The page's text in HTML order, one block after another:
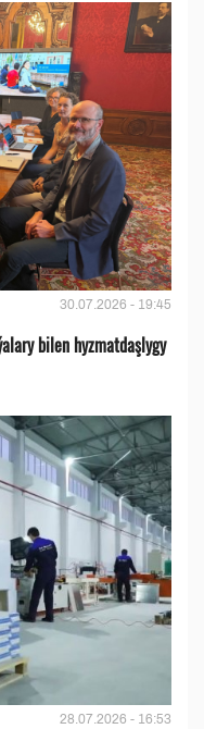
30.07.2026 - 19:45
bilen hyzmatdaşlygy
28.07.2026 - 16:53